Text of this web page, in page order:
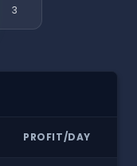
3
PROFIT/DAY